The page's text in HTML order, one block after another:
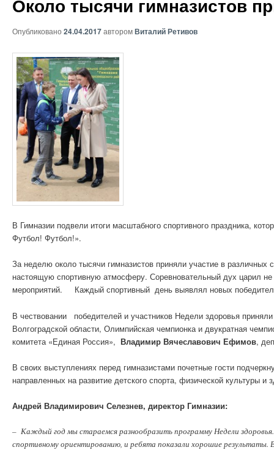
Около тысячи гимназистов
Опубликовано 24.04.2017авторомВиталий Ретивов
В Гимназии подвели итоги масштабного спортивного праздника,
Футбол! Футбол!».
За неделю около тысячи гимназистов приняли участие в
настоящую спортивную атмосферу. Соревновательный дух царил
мероприятий. Каждый спортивный день выявлял новых
В чествовании победителей и участников Недели здоровья
Волгоградской области, Олимпийская чемпионка и двукратная
комитета «Единая Россия», Владимир Вячеславович Ефимов,
В своих выступлениях перед гимназистами почетные гости
направленных на развитие детского спорта, физической культуры
Андрей Владимирович Селезнев, директор Гимназии:
– Каждый год мы стараемся разнообразить программу Недели
спортивному ориентированию, и ребята показали хорошие